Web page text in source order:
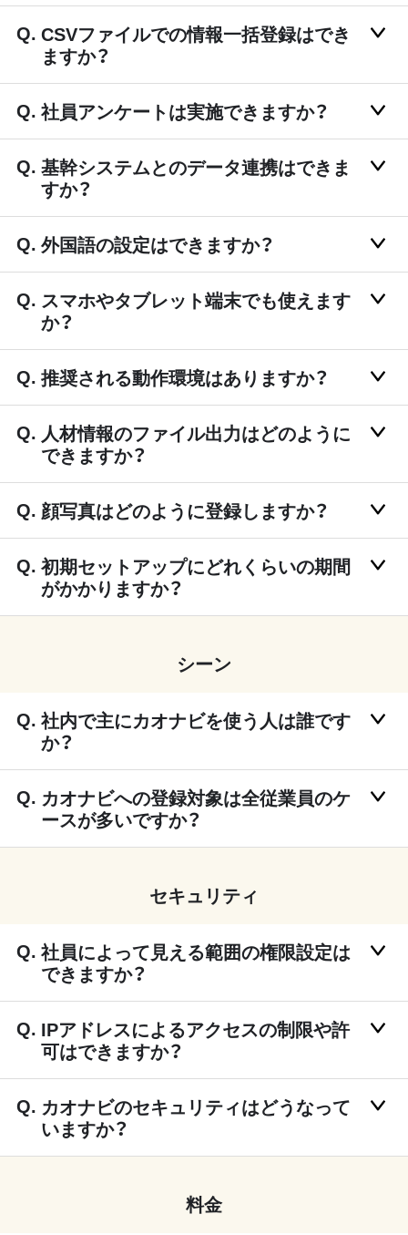
CSVファイルでの情報一括登録はでき
ますか？
社員アンケートは実施できますか？
基幹システムとのデータ連携はできま
すか？
外国語の設定はできますか？
スマホやタブレット端末でも使えます
か？
推奨される動作環境はありますか？
人材情報のファイル出力はどのように
できますか？
顔写真はどのように登録しますか？
初期セットアップにどれくらいの期間
がかかりますか？
シーン
社内で主にカオナビを使う人は誰です
か？
カオナビへの登録対象は全従業員のケ
ースが多いですか？
セキュリティ
社員によって見える範囲の権限設定は
できますか？
IPアドレスによるアクセスの制限や許
可はできますか？
カオナビのセキュリティはどうなって
いますか？
料金